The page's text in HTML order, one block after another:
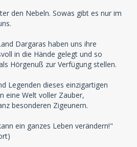
den Nebeln. Sowas gibt es nur im
Dargaras haben uns ihre
in die Hände gelegt und so
Hörgenuß zur Verfügung stellen.
Legenden dieses einzigartigen
eine Welt voller Zauber,
besonderen Zigeunern.
ein ganzes Leben verändern!"